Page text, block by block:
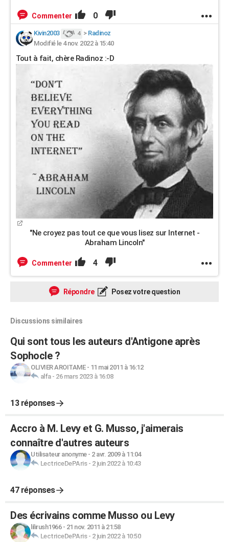
Commenter 0
Kivin2003 4 > Radinoz
Modifié le 4 nov. 2022 à 15:40
Tout à fait, chère Radinoz :-D
"Ne croyez pas tout ce que vous lisez sur Internet -
Abraham Lincoln"
Commenter 4
Répondre Posez votre question
Discussions similaires
Qui sont tous les auteurs d'Antigone après
Sophocle ?
OLIVIER AROITAME- 11 mai 2011 à 16:12
alfa- 26 mars 2023 à 16:08
13 réponses
Accro à M. Levy et G. Musso, j'aimerais
connaître d'autres auteurs
Utilisateur anonyme- 2 avr. 2009 à 11:04
LectriceDePAris- 2 juin 2022 à 10:43
47 réponses
Des écrivains comme Musso ou Levy
lilirush1966- 21 nov. 2011 à 21:58
LectriceDePAris- 2 juin 2022 à 10:50